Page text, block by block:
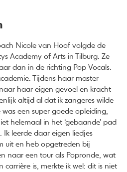
Nicole van Hoof volgde de
Academy of Arts in Tilburg. Ze
dan in de richting Pop Vocals.
Tijdens haar master
haar eigen gevoel en kracht
altijd al dat ik zangeres wilde
een super goede opleiding,
helemaal in het ‘gebaande’ pad
leerde daar eigen liedjes
uit en heb opgetreden bij
naar een tour als Popronde, wat
is, merkte ik wel: dit is niet